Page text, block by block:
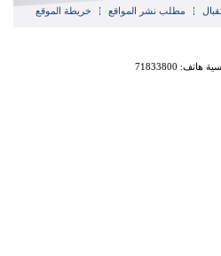
مطلب نشر المواقع خريطة الموقع